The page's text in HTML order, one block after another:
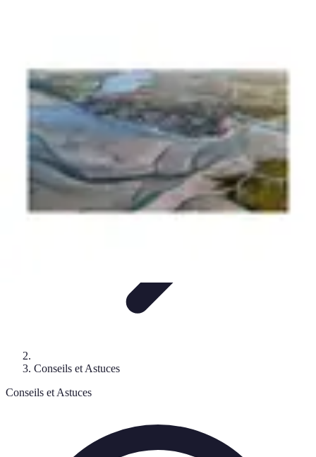
Aventures Aériennes
Conseils et Astuces
Conseils et Astuces